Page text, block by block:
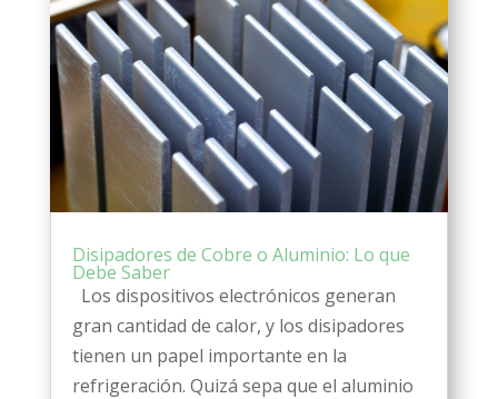
Disipadores de Cobre o Aluminio: Lo que
Debe Saber
Los dispositivos electrónicos generan
gran cantidad de calor, y los disipadores
tienen un papel importante en la
refrigeración. Quizá sepa que el aluminio